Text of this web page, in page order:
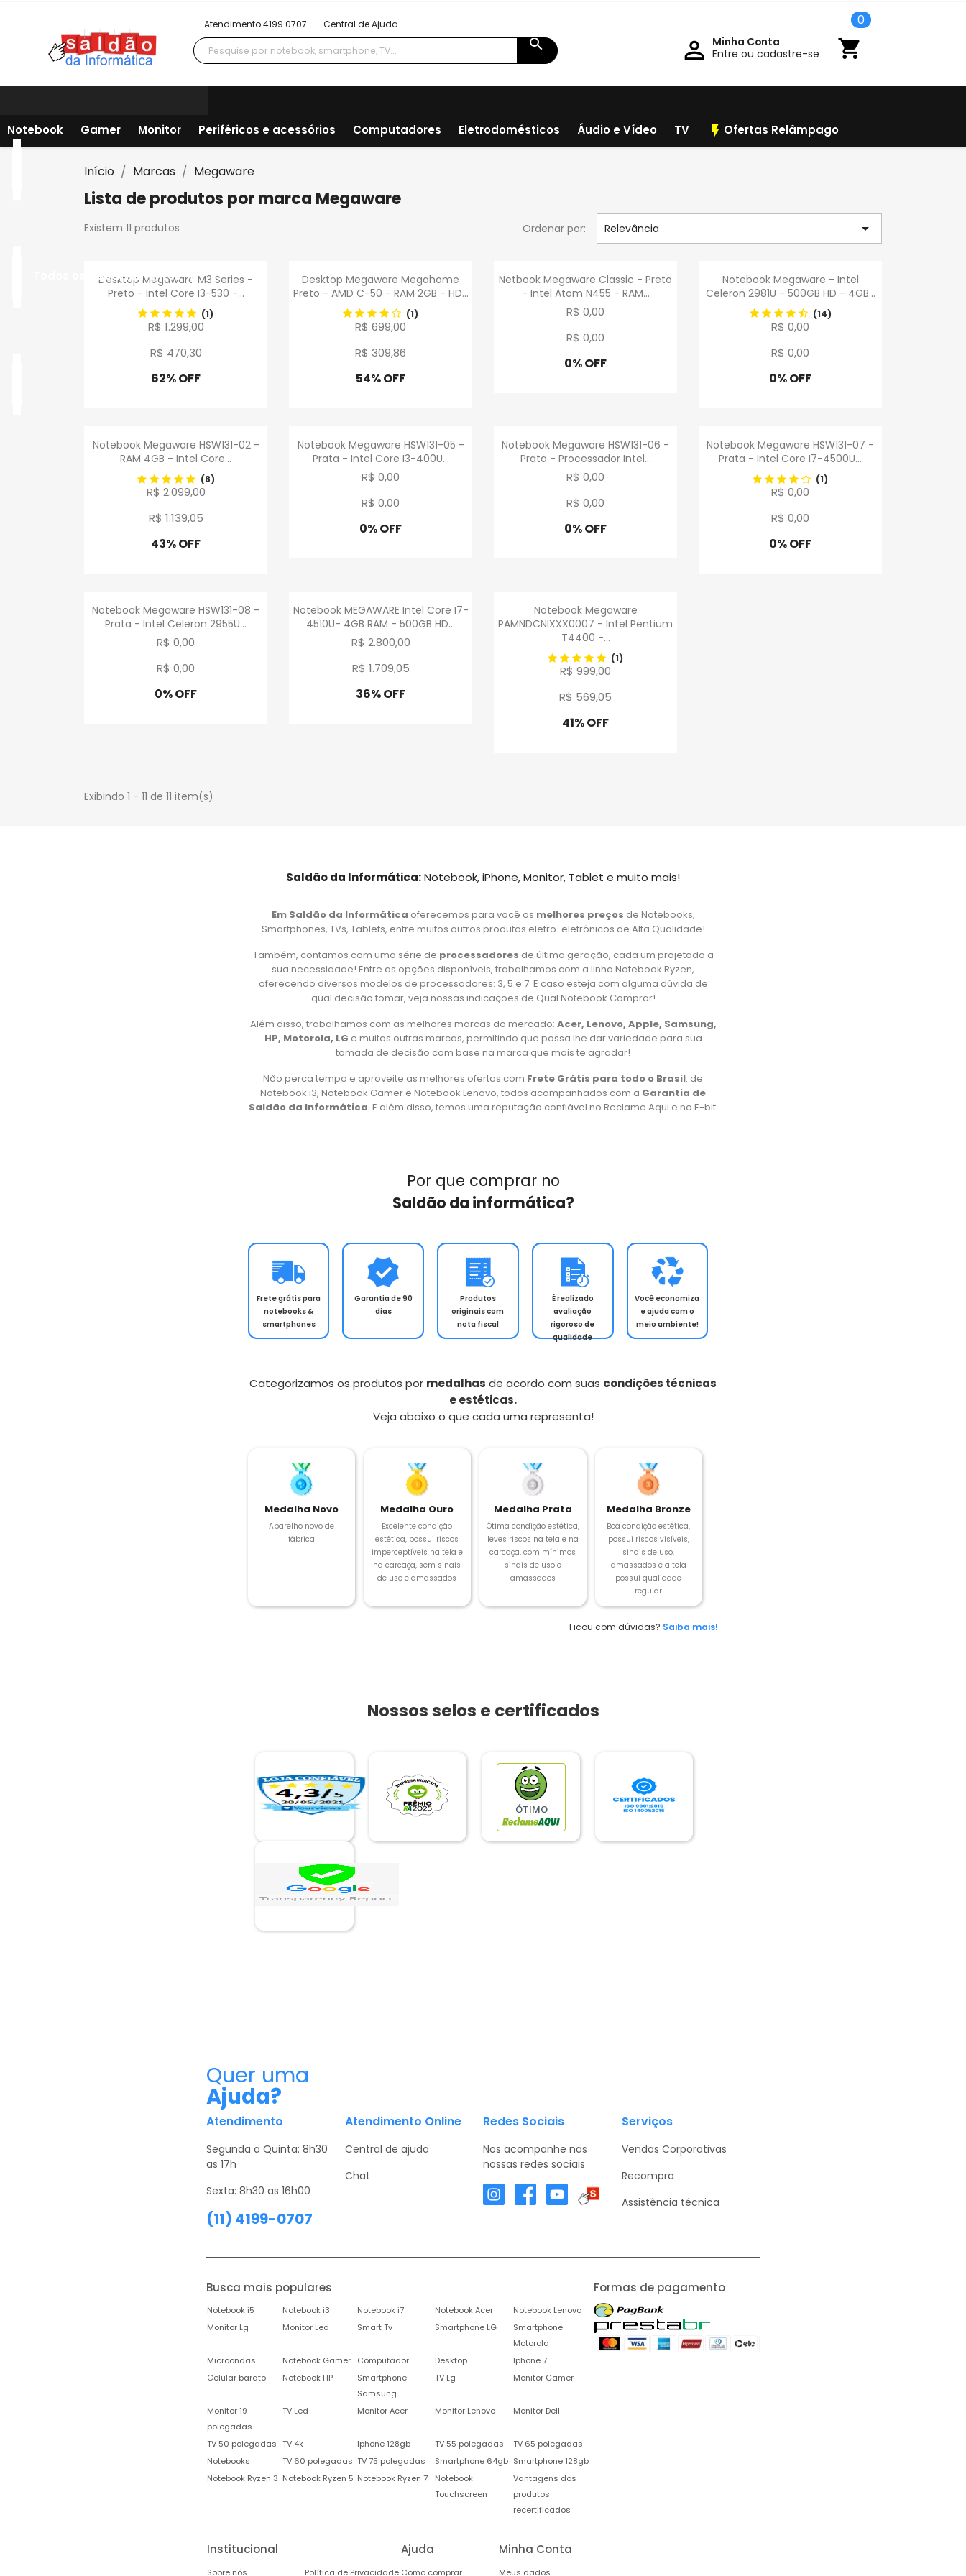
Atendimento 4199 0707 Central de Ajuda
search  Minha Conta
Entre ou cadastre-se
shopping_cart
0
Todos os departamentos
Notebook Gamer Monitor Periféricos e acessórios Computadores Eletrodomésticos Áudio e Vídeo TV flash_on Ofertas Relâmpago
Início Marcas Megaware
Lista de produtos por marca Megaware
Existem 11 produtos Ordenar por: Relevância 
Visualização rápida
Desktop Megaware M3 Series -
Preto - Intel Core I3-530 -...
(1)
R$ 1.299,00
R$ 470,30
62% OFF
Visualização rápida
Desktop Megaware Megahome
Preto - AMD C-50 - RAM 2GB - HD...
(1)
R$ 699,00
R$ 309,86
54% OFF
Visualização rápida
Netbook Megaware Classic - Preto
- Intel Atom N455 - RAM...
R$ 0,00
R$ 0,00
0% OFF
Visualização rápida
Notebook Megaware - Intel
Celeron 2981U - 500GB HD - 4GB...
(14)
R$ 0,00
R$ 0,00
0% OFF
Visualização rápida
Notebook Megaware HSW131-02 -
RAM 4GB - Intel Core...
(8)
R$ 2.099,00
R$ 1.139,05
43% OFF
Visualização rápida
Notebook Megaware HSW131-05 -
Prata - Intel Core I3-400U...
R$ 0,00
R$ 0,00
0% OFF
Visualização rápida
Notebook Megaware HSW131-06 -
Prata - Processador Intel...
R$ 0,00
R$ 0,00
0% OFF
Visualização rápida
Notebook Megaware HSW131-07 -
Prata - Intel Core I7-4500U...
(1)
R$ 0,00
R$ 0,00
0% OFF
Visualização rápida
Notebook Megaware HSW131-08 -
Prata - Intel Celeron 2955U...
R$ 0,00
R$ 0,00
0% OFF
Visualização rápida
Notebook MEGAWARE Intel Core I7-
4510U- 4GB RAM - 500GB HD...
R$ 2.800,00
R$ 1.709,05
36% OFF
Visualização rápida
Notebook Megaware
PAMNDCNIXXX0007 - Intel Pentium
T4400 -...
(1)
R$ 999,00
R$ 569,05
41% OFF
Exibindo 1 - 11 de 11 item(s)
Saldão da Informática:Notebook, iPhone, Monitor, Tablet e muito mais!
Em Saldão da Informática oferecemos para você os melhores preços de Notebooks,
Smartphones, TVs, Tablets, entre muitos outros produtos eletro-eletrônicos de Alta Qualidade!
Também, contamos com uma série de processadores de última geração, cada um projetado a
sua necessidade! Entre as opções disponíveis, trabalhamos com a linha Notebook Ryzen,
oferecendo diversos modelos de processadores: 3, 5 e 7. E caso esteja com alguma dúvida de
qual decisão tomar, veja nossas indicações de Qual Notebook Comprar!
Além disso, trabalhamos com as melhores marcas do mercado: Acer, Lenovo, Apple, Samsung,
HP, Motorola, LG e muitas outras marcas, permitindo que possa lhe dar variedade para sua
tomada de decisão com base na marca que mais te agradar!
Não perca tempo e aproveite as melhores ofertas com Frete Grátis para todo o Brasil: de
Notebook i3, Notebook Gamer e Notebook Lenovo, todos acompanhados com a Garantia de
Saldão da Informática. E além disso, temos uma reputação confiável no Reclame Aqui e no E-bit.
Por que comprar no
Saldão da informática?
Frete grátis para
notebooks &
smartphones
Garantia de 90
dias
Produtos
originais com
nota fiscal
É realizado
avaliação
rigoroso de
qualidade
Você economiza
e ajuda com o
meio ambiente!
Categorizamos os produtos por medalhas de acordo com suas condições técnicas
e estéticas.
Veja abaixo o que cada uma representa!
Medalha Novo
Aparelho novo de
fábrica
Medalha Ouro
Excelente condição
estética, possui riscos
imperceptíveis na tela e
na carcaça, sem sinais
de uso e amassados
Medalha Prata
Ótima condição estética,
leves riscos na tela e na
carcaça, com mínimos
sinais de uso e
amassados
Medalha Bronze
Boa condição estética,
possui riscos visíveis,
sinais de uso,
amassados e a tela
possui qualidade
regular
Ficou com dúvidas? Saiba mais!
Nossos selos e certificados
ÓTIMO
Quer uma
Ajuda?
Atendimento
Segunda a Quinta: 8h30
as 17h
Sexta: 8h30 as 16h00
(11) 4199-0707
Atendimento Online
Central de ajuda
Chat
Redes Sociais
Nos acompanhe nas
nossas redes sociais
Serviços
Vendas Corporativas
Recompra
Assistência técnica
Busca mais populares
Notebook i5 Notebook i3 Notebook i7 Notebook Acer
Notebook Lenovo
Monitor Lg
Monitor Led Smart Tv Smartphone LG
Smartphone
Motorola
Microondas
Notebook Gamer Computador Desktop
Iphone 7
Celular barato
Notebook HP
Smartphone
Samsung
TV Lg Monitor Gamer
Monitor 19
polegadas
TV Led Monitor Acer Monitor Lenovo Monitor Dell
TV 50 polegadas TV 4k Iphone 128gb TV 55 polegadas
TV 65 polegadas
Notebooks
TV 60 polegadas TV 75 polegadas Smartphone 64gb Smartphone 128gb
Notebook Ryzen 3 Notebook Ryzen 5 Notebook Ryzen 7
Notebook
Touchscreen
Vantagens dos
produtos
recertificados
Institucional Ajuda Minha Conta
Sobre nós Política de Privacidade Como comprar Meus dados
Formas de pagamento